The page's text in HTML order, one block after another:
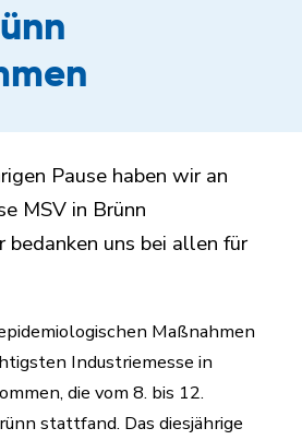
Pause haben wir an
MSV in Brünn
uns bei allen für
Maßnahmen
Industriemesse in
die vom 8. bis 12.
stattfand. Das diesjährige